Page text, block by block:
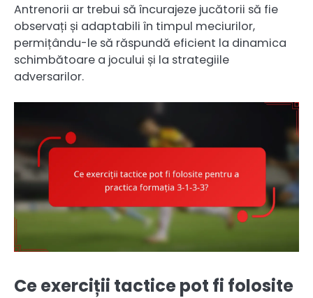
Antrenorii ar trebui să încurajeze jucătorii să fie
observați și adaptabili în timpul meciurilor,
permițându-le să răspundă eficient la dinamica
schimbătoare a jocului și la strategiile
adversarilor.
Ce exerciții tactice pot fi folosite